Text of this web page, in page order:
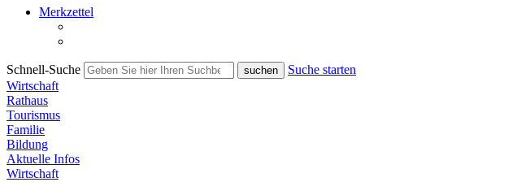
Merkzettel
Schnell-Suche
Suche starten
Wirtschaft
Rathaus
Tourismus
Familie
Bildung
Aktuelle Infos
Wirtschaft